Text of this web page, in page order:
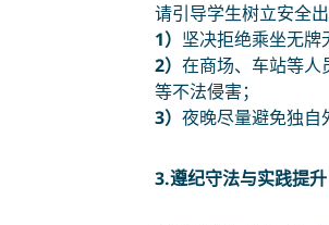
请引导学生树立安全
1） 坚决拒绝乘坐无牌
2） 在商场、车站等人
等不法侵害；
3） 夜晚尽量避免独自
3.遵纪守法与实践提升